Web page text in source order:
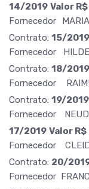
14/2019 Valor
Fornecedor
Contrato: 15/2019
Fornecedor
Contrato: 18/2019
Fornecedor
Contrato: 19/2019
Fornecedor
17/2019 Valor
Fornecedor
Contrato: 20/
Fornecedor